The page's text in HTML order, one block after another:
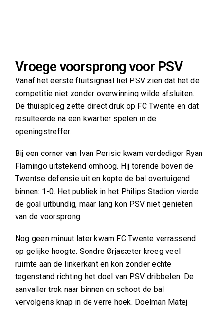
Vroege voorsprong voor PSV
Vanaf het eerste fluitsignaal liet PSV zien dat het de
competitie niet zonder overwinning wilde afsluiten.
De thuisploeg zette direct druk op FC Twente en dat
resulteerde na een kwartier spelen in de
openingstreffer.
Bij een corner van Ivan Perisic kwam verdediger Ryan
Flamingo uitstekend omhoog. Hij torende boven de
Twentse defensie uit en kopte de bal overtuigend
binnen: 1-0. Het publiek in het Philips Stadion vierde
de goal uitbundig, maar lang kon PSV niet genieten
van de voorsprong.
Nog geen minuut later kwam FC Twente verrassend
op gelijke hoogte. Sondre Ørjasæter kreeg veel
ruimte aan de linkerkant en kon zonder echte
tegenstand richting het doel van PSV dribbelen. De
aanvaller trok naar binnen en schoot de bal
vervolgens knap in de verre hoek. Doelman Matej